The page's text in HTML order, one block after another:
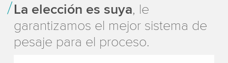
La elección es suya, le
garantizamos el mejor sistema de
pesaje para el proceso.